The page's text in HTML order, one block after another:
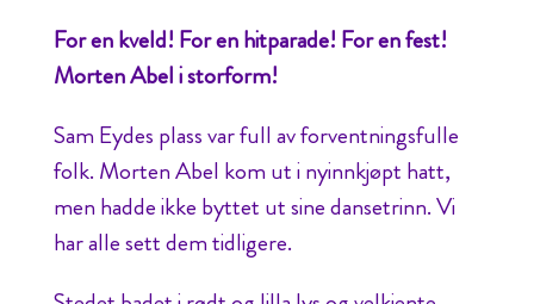
For en kveld! For en hitparade! For en fest!
Morten Abel i storform!
Sam Eydes plass var full av forventningsfulle
folk. Morten Abel kom ut i nyinnkjøpt hatt,
men hadde ikke byttet ut sine dansetrinn. Vi
har alle sett dem tidligere.